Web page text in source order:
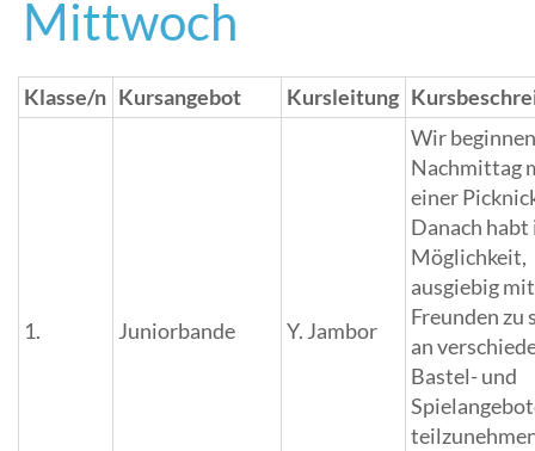
Mittwoch
Klasse/n Kursangebot Kursleitung
1. Juniorbande Y. Jambor
Wir
Nachmittag
einer
Danach
Möglichkeit,
ausgiebig
Freunden zu
an
Bastel- und